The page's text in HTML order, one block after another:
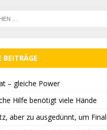
BEITRÄGE
– gleiche Power
Hilfe benötigt viele Hände
aber zu ausgedünnt, um